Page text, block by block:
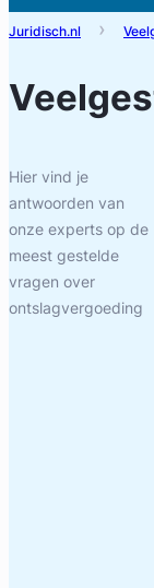
Juridisch.nl
Hier vind je
antwoorden van
onze experts op de
meest gestelde
vragen over
ontslagvergoeding